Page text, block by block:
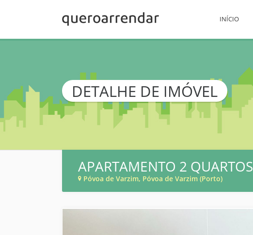
INÍCIO
DETALHE DE IMÓVEL
APARTAMENTO 2 QUARTOS
Póvoa de Varzim, Póvoa de Varzim (Porto)